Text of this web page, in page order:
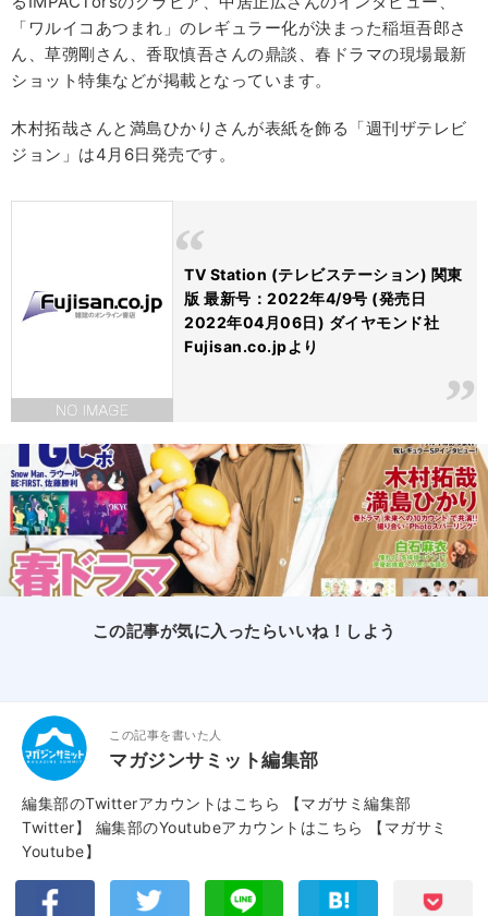
「ワルイコあつまれ」のレギュラー化が決まった稲垣吾郎さ
ん、草彅剛さん、香取慎吾さんの鼎談、春ドラマの現場最新
ショット特集などが掲載となっています。
木村拓哉さんと満島ひかりさんが表紙を飾る「週刊ザテレビ
ジョン」は4月6日発売です。
TV Station (テレビステーション) 関東
版 最新号：2022年4/9号 (発売日
2022年04月06日) ダイヤモンド社
Fujisan.co.jpより
この記事が気に入ったらいいね！しよう
この記事を書いた人
マガジンサミット編集部
編集部のTwitterアカウントはこちら
【マガサミ編集部
Twitter】
編集部のYoutubeアカウントはこちら
【マガサミ
Youtube】